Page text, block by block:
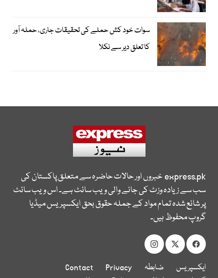
سوات خود کش حملے کی تحقیقات جاری، حملہ آور
کا تعلق دیر سے نکلا
express.pkخبروں اور حالات حاضرہ سے متعلق پاکستان کی
سب سے زیادہ وزٹ کی جانے والی ویب سائٹ ہے۔ اس ویب سائٹ
پر شائع شدہ تمام مواد کے جملہ حقوق بحق ایکسپریس میڈیا
گروپ محفوظ ہیں۔
ایکسپریس
ضابطہ
Privacy
Contact